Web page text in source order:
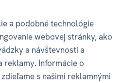
100 mm
120 mm
a podobné technológie
webovej stránky, ako
a návštevnosti a
reklamy. Informácie o
s našimi reklamnými